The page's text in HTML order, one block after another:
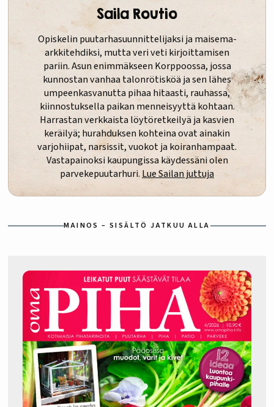
Saila Routio
Opiskelin puutarhasuunnittelijaksi ja maisema-
arkkitehdiksi, mutta veri veti kirjoittamisen
pariin. Asun enimmäkseen Korppoossa, jossa
kunnostan vanhaa talonrötisköä ja sen lähes
umpeenkasvanutta pihaa hitaasti, rauhassa,
kiinnostuksella paikan menneisyyttä kohtaan.
Harrastan verkkaista löytöretkeilyä ja kasvien
keräilyä; hurahduksen kohteina ovat ainakin
varjohiipat, narsissit, vuokot ja koiranhampaat.
Vastapainoksi kaupungissa käydessäni olen
parvekepuutarhuri. Lue Sailan juttuja
MAINOS – SISÄLTÖ JATKUU ALLA